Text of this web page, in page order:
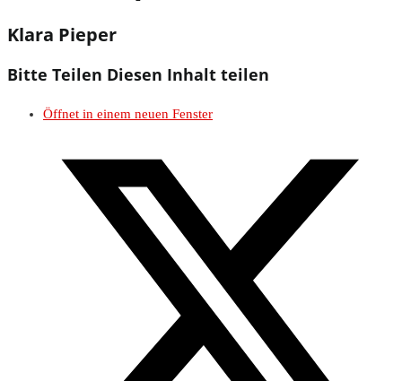
Klara Pieper
Bitte Teilen Diesen Inhalt teilen
Öffnet in einem neuen Fenster